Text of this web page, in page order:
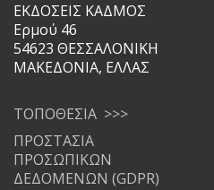
ΕΚΔΟΣΕΙΣ ΚΑΔΜΟΣ
Ερμού 46
54623 ΘΕΣΣΑΛΟΝΙΚΗ
ΜΑΚΕΔΟΝΙΑ, ΕΛΛΑΣ
ΤΟΠΟΘΕΣΙΑ >>>
ΠΡΟΣΤΑΣΙΑ
ΠΡΟΣΩΠΙΚΩΝ
ΔΕΔΟΜΕΝΩΝ (GDPR)